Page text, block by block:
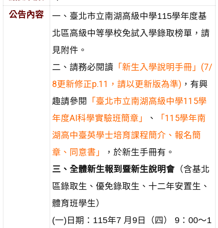
公告內容
一、臺北市立南湖高級中學115學年度基
北區高級中等學校免試入學錄取榜單，請
見附件。
二、請務必閱讀 「新生入學說明手冊」(7/
8更新修正p.11，請以更新版為準) ，有興
趣請參閱
「臺北市立南湖高級中學115學
年度AI科學實驗班簡章」
、
「115學年南
湖高中臺英學士培育課程簡介、報名簡
章、同意書」
，於新生手冊有。
三、全體新生報到暨新生說明會（含基北
區錄取生、優免錄取生、十二年安置生、
體育班學生）
(一)日期：115年7 月9日（四） 9：00～1